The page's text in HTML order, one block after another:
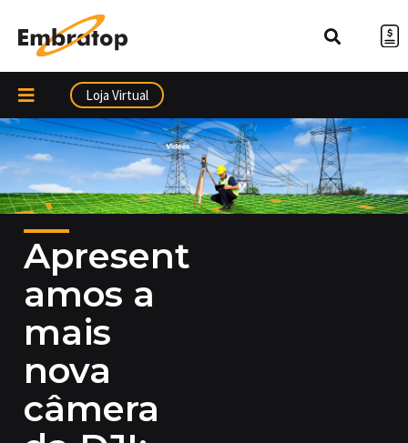
para
conteúdo
Loja Virtual
Apresent
amos a
mais
nova
câmera